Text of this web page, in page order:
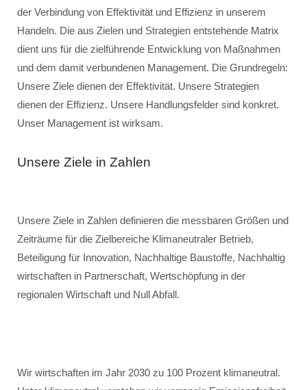
der Verbindung von Effektivität und Effizienz in unserem
Handeln. Die aus Zielen und Strategien entstehende Matrix
dient uns für die zielführende Entwicklung von Maßnahmen
und dem damit verbundenen Management. Die Grundregeln:
Unsere Ziele dienen der Effektivität. Unsere Strategien
dienen der Effizienz. Unsere Handlungsfelder sind konkret.
Unser Management ist wirksam.
Unsere Ziele in Zahlen
Unsere Ziele in Zahlen definieren die messbaren Größen und
Zeiträume für die Zielbereiche Klimaneutraler Betrieb,
Beteiligung für Innovation, Nachhaltige Baustoffe, Nachhaltig
wirtschaften in Partnerschaft, Wertschöpfung in der
regionalen Wirtschaft und Null Abfall.
Wir wirtschaften im Jahr 2030 zu 100 Prozent klimaneutral.